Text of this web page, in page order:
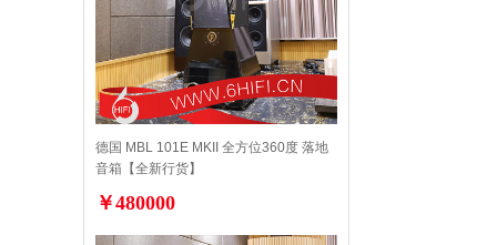
德国 MBL 101E MKII 全方位360度 落地
音箱【全新行货】
￥480000